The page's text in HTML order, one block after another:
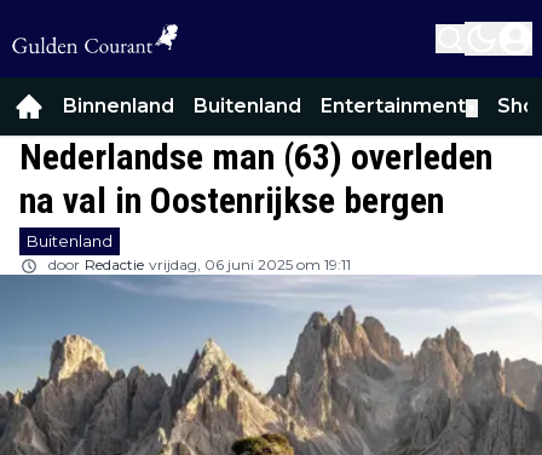
Binnenland Buitenland Entertainment
Nederlandse man (63) overleden
na val in Oostenrijkse bergen
Buitenland
door Redactie vrijdag, 06 juni 2025 om 19:11